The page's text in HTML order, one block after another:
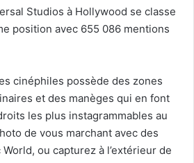
Studios à Hollywood se classe
position avec 655 086 mentions
cinéphiles possède des zones
et des manèges qui en font
les plus instagrammables au
de vous marchant avec des
ou capturez à l’extérieur de